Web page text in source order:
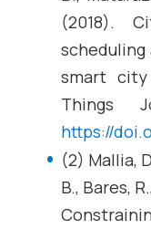
(2018).
smart
Things
https://
(2) Mallia,
B., Bares,